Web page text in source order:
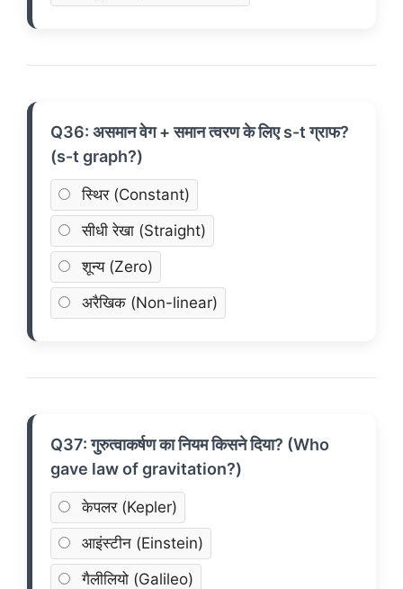
Q36: असमान वेग + समान त्वरण के लिए s-t ग्राफ?
(s-t graph?)
स्थिर (Constant)
सीधी रेखा (Straight)
शून्य (Zero)
अरैखिक (Non-linear)
Q37: गुरुत्वाकर्षण का नियम किसने दिया? (Who
gave law of gravitation?)
केपलर (Kepler)
आइंस्टीन (Einstein)
गैलीलियो (Galileo)